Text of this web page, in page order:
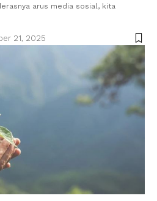
arus media sosial, kita
21, 2025